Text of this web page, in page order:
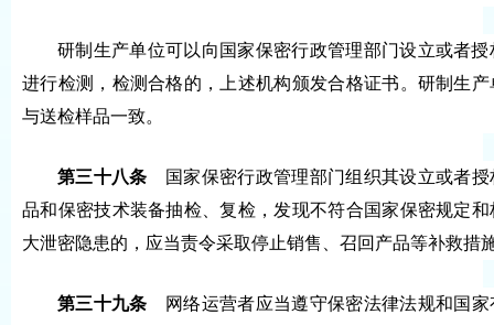
研制生产单位可以向国家保密行政管理部门设立或者
进行检测，检测合格的，上述机构颁发合格证书。研制生
与送检样品一致。
第三十八条 国家保密行政管理部门组织其设立或者
品和保密技术装备抽检、复检，发现不符合国家保密规定
大泄密隐患的，应当责令采取停止销售、召回产品等补救措
第三十九条 网络运营者应当遵守保密法律法规和国